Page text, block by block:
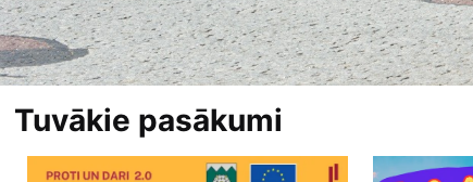
Tuvākie pasākumi